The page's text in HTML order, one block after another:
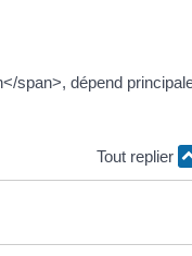
span>, dépend
Tout replier